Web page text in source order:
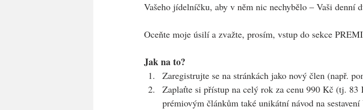
Vašeho jídelníčku, aby v něm nic nechybělo – Vaši denní
Oceňte moje úsilí a zvažte, prosím, vstup do sekce
Jak na to?
Zaregistrujte se na stránkách jako nový člen (např.
Zaplaťte si přístup na celý rok za cenu 990 Kč (tj.
prémiovým článkům také unikátní návod na